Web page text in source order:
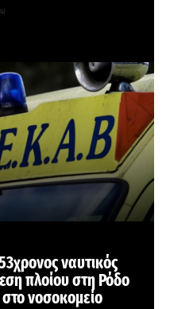
ναυτικός
πλοίου στη Ρόδο
νοσοκομείο